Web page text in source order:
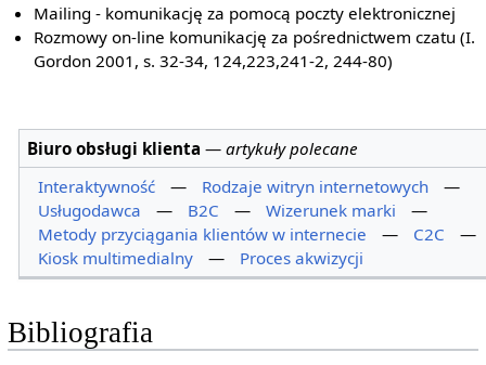
Mailing - komunikację za pomocą poczty elektronicznej
Rozmowy on-line komunikację za pośrednictwem czatu (I.
Gordon 2001, s. 32-34, 124,223,241-2, 244-80)
Biuro obsługi klienta —artykuły polecane
Interaktywność
— Rodzaje witryn internetowych
—
Usługodawca
— B2C — Wizerunek marki
—
Metody przyciągania klientów w internecie
— C2C
—
Kiosk multimedialny
— Proces akwizycji
Bibliografia